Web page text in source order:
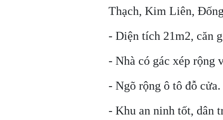
Thạch, Kim Liên,
- Diện tích 21m2, căn
- Nhà có gác xép rộng
- Ngõ rộng ô tô đỗ cửa.
- Khu an ninh tốt, dân